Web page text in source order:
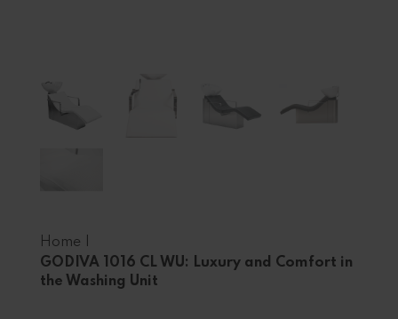
Home
GODIVA 1016 CL WU: Luxury and Comfort in
the Washing Unit